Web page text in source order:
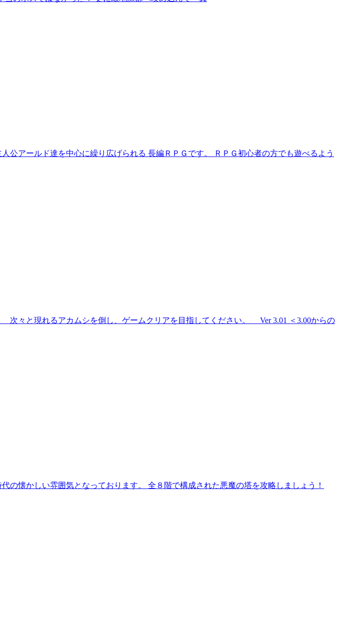
アールド達を中心に繰り広げられる 長編ＲＰＧです。 ＲＰＧ初心者の方でも遊べるよう
々と現れるアカムシを倒し、ゲームクリアを目指してください。 Ver 3.01 ＜3.00からの
懐かしい雰囲気となっております。 全８階で構成された悪魔の塔を攻略しましょう！